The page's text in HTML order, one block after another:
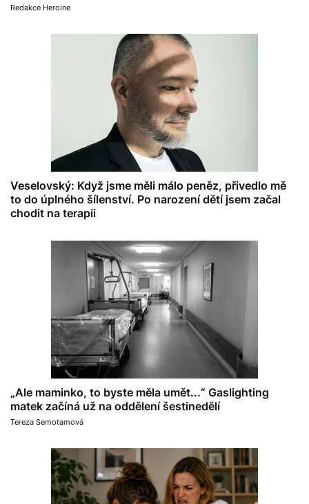
Redakce Heroine
Veselovský: Když jsme měli málo peněz, přivedlo mě
to do úplného šílenství. Po narození dětí jsem začal
chodit na terapii
„Ale maminko, to byste měla umět...“ Gaslighting
matek začíná už na oddělení šestinedělí
Tereza Semotamová